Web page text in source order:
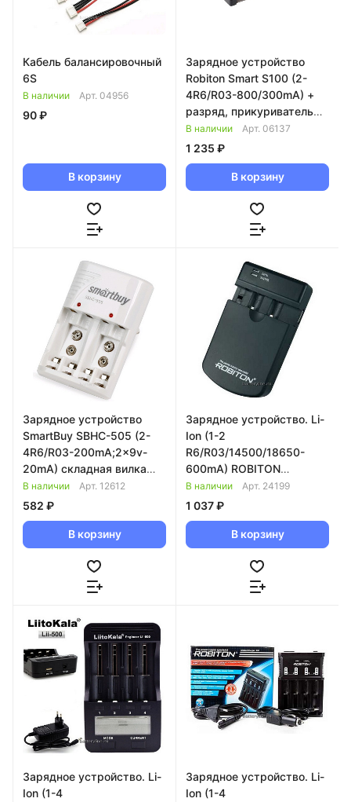
Кабель балансировочный
6S
В наличии Арт. 04956
90 ₽
В корзину
Зарядное устройство
Robiton Smart S100 (2-
4R6/R03-800/300mA) +
разряд, прикуриватель
940178
В наличии Арт. 06137
1 235 ₽
В корзину
Зарядное устройство
SmartBuy SBHC-505 (2-
4R6/R03-200mA;2x9v-
20mA) складная вилка
067257
В наличии Арт. 12612
582 ₽
В корзину
Зарядное устройство. Li-
Ion (1-2
R6/R03/14500/18650-
600mA) ROBITON
SmartCharger/IV +
прикуриватель 944121
В наличии Арт. 24199
1 037 ₽
В корзину
Зарядное устройство. Li-
Ion (1-4
Зарядное устройство. Li-
Ion (1-4